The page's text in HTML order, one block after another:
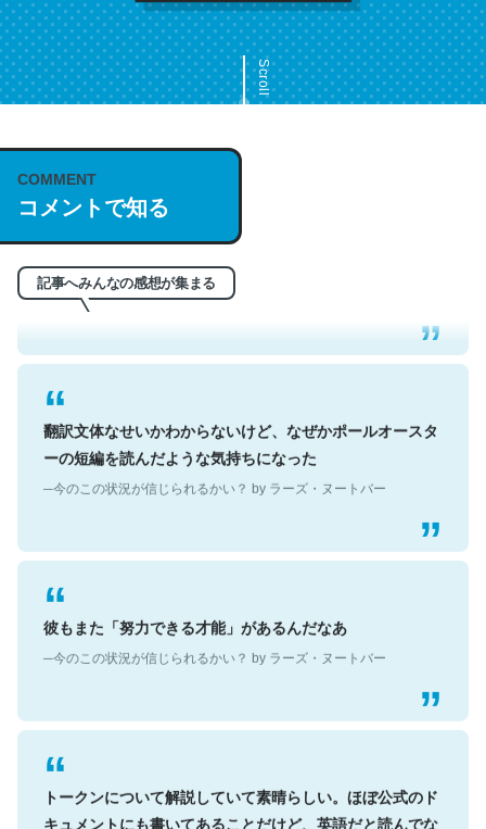
Scroll
COMMENT
コメントで知る
記事へみんなの感想が集まる
これは名文。彼はとてもクレバーなんだろうなと凄く思
─今のこの状況が信じられるかい？ by ラーズ・ヌートバー
翻訳文体なせいかわからないけど、なぜかポールオースタ
ーの短編を読んだような気持ちになった
─今のこの状況が信じられるかい？ by ラーズ・ヌートバー
彼もまた「努力できる才能」があるんだなあ
─今のこの状況が信じられるかい？ by ラーズ・ヌートバー
トークンについて解説していて素晴らしい。ほぼ公式のド
キュメントにも書いてあることだけど、英語だと読んでな